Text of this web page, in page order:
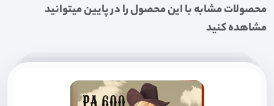
محصولات مشابه با این محصول را در پایین میتوانید
مشاهده کنید